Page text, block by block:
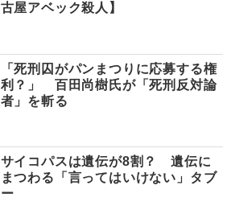
古屋アベック殺人】
「死刑囚がパンまつりに応募する権
利？」 百田尚樹氏が「死刑反対論
者」を斬る
サイコパスは遺伝が8割？ 遺伝に
まつわる「言ってはいけない」タブ
ー